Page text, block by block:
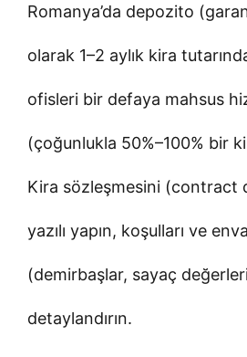
Romanya’da depozito
olarak 1–2 aylık kira
ofisleri bir defaya mahsus
(çoğunlukla 50%–100% bir
Kira sözleşmesini (contract
yazılı yapın, koşulları ve
(demirbaşlar, sayaç
detaylandırın.